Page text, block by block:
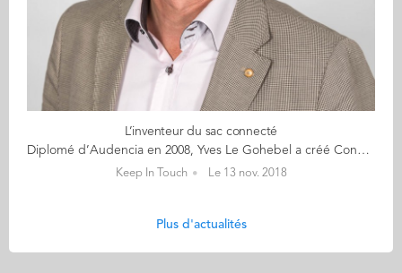
L’inventeur du sac connecté
Diplomé d’Audencia en 2008, Yves Le Gohebel a créé Connexing en 2009 après un parcours dans les télécommunications (Alcatel, Siemens, Ericsson…) où il a occupé diverses fonctions commerciales, et un passage en tant que DG opérationnel chez Intancia – toujours dans les télécoms. Un univers qu’il n’abandonne pas en imaginant Connexing, à la sortie de son Executive MBA obtenu chez Audencia. D’ailleurs, l’idée de l’entreprise lui est venue la veille de la soutenance de son diplôme. « Nous sommes spécialisés dans la télephonie d’entreprise, avec une particularité « green » : nous commercialisons beaucoup de matériel de réemploi et distribuons notamment le Fairphone », explique Yves Le Gohebel. La structure compte aujourd’hui 45 personnes avec des filiales en Belgique, Italie et Espagne. Parallèlement à cette activité, l’entrepreneur explore des pistes de diversification avec le développement cette année du Connexbag : « Il s’agit d’un sac à dos connecté qui intègre un film photovoltaïque souple lui permettant de recharger smartphones ou tablettes. Nous avons imaginé ce produit avec l’aide de l’industriel nantais Armor, l’inventeur de ce film souple baptisé Asca ». Le projet en est encore au stade de prototype mais le produit, qui devrait être fabriqué en Vendée (Made in France oblige), teste actuellement son concept sur la plateforme de financement Kickstarter, avec l’aide de la Junior entreprise d’Audencia. « L’objectif est d’arriver à 500 précommandes pour démarrer la production ». L’innovation marque une vraie rupture pour l’entreprise qui évoluait jusqu’à maintenant à 100 % dans le monde du B to B : « Avec le Connexbag, on s’adresse pour la première fois au grand public. Et nous avons d’autres projets qui s’appuient sur la même technologie en cours de développement : un sac de plage, un parasol ou encore de la bagagerie professionnelle. »
Keep In Touch Le 13 nov. 2018
Plus d'actualités